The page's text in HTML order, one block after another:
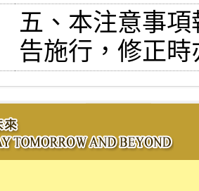
五、本注意事
告施行，修正時